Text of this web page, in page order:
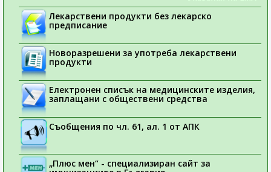
Лекарствени продукти без лекарско
предписание
Новоразрешени за употреба лекарствени
продукти
Електронен списък на медицинските изделия,
заплащани с обществени средства
Съобщения по чл. 61, ал. 1 от АПК
„Плюс мен“ - специализиран сайт за